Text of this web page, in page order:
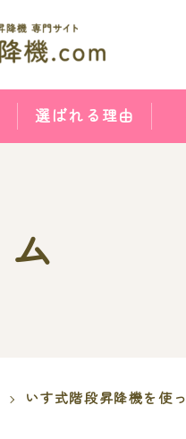
選ばれる理由
いす式階段昇降機を使